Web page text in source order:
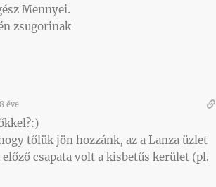
Mennyei.
zsugorinak
8 éve
tőlük jön hozzánk, az a Lanza üzlet
előző csapata volt a kisbetűs kerület (pl.